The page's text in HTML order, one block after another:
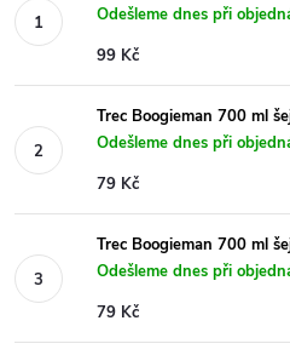
Odešleme dnes při
99 Kč
Trec Boogieman 700 ml
Odešleme dnes při
79 Kč
Trec Boogieman 700 ml
Odešleme dnes při
79 Kč